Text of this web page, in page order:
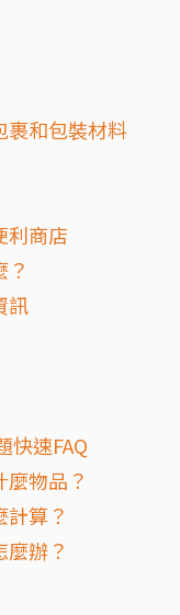
裹和包裝材料
利商店
訊
快速FAQ
物品？
算？
辦？